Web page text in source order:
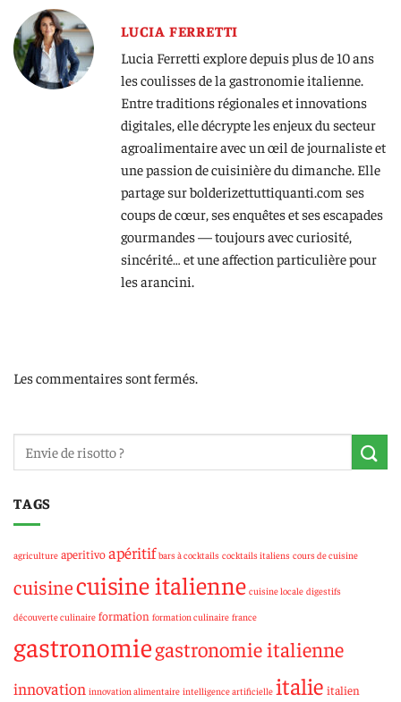
LUCIA FERRETTI
Lucia Ferretti explore depuis plus de 10 ans
les coulisses de la gastronomie italienne.
Entre traditions régionales et innovations
digitales, elle décrypte les enjeux du secteur
agroalimentaire avec un œil de journaliste et
une passion de cuisinière du dimanche. Elle
partage sur bolderizettuttiquanti.com ses
coups de cœur, ses enquêtes et ses escapades
gourmandes — toujours avec curiosité,
sincérité… et une affection particulière pour
les arancini.
Les commentaires sont fermés.
TAGS
agriculture aperitivoapéritif bars à cocktails cocktails italiens cours de cuisine
cuisinecuisine italienne cuisine locale digestifs
découverte culinaire formation formation culinaire france
gastronomiegastronomie italienne
innovation innovation alimentaire intelligence artificielle italie italien